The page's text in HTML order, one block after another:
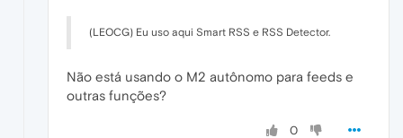
(LEOCG) Eu uso aqui Smart RSS e RSS Detector.
Não está usando o M2 autônomo para feeds e
outras funções?
0